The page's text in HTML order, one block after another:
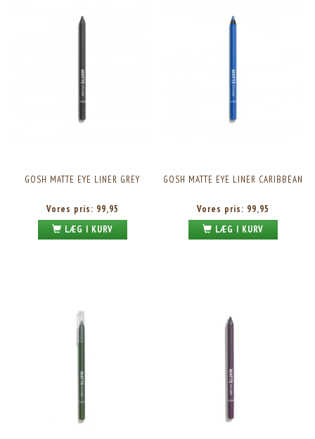
GOSH MATTE EYE LINER GREY
Vores pris: 99,95
LÆG I KURV
GOSH MATTE EYE LINER CARIBBEAN
Vores pris: 99,95
LÆG I KURV